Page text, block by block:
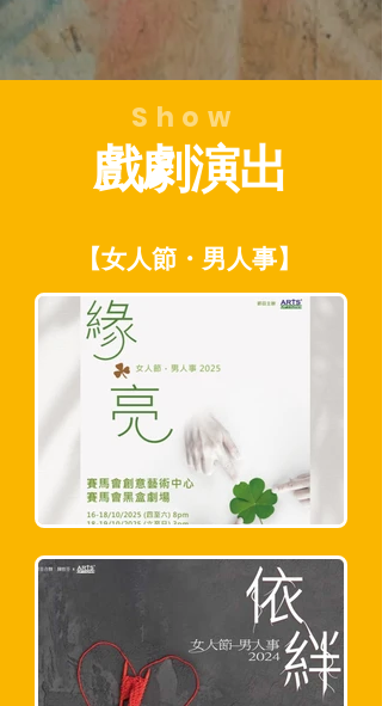
Show
戲劇演出
【女人節・男人事】